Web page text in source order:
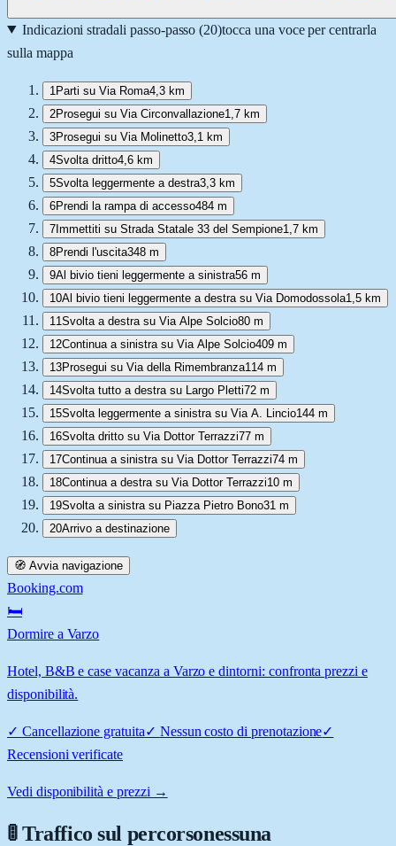
Indicazioni stradali passo-passo (20)tocca una voce per centrarla
sulla mappa
1 Parti su Via Roma4,3 km
2Prosegui su Via Circonvallazione1,7 km
3Prosegui su Via Molinetto3,1 km
4Svolta dritto4,6 km
5Svolta leggermente a destra3,3 km
6Prendi la rampa di accesso484 m
7Immettiti su Strada Statale 33 del Sempione1,7 km
8Prendi l'uscita348 m
9Al bivio tieni leggermente a sinistra56 m
10Al bivio tieni leggermente a destra su Via Domodossola1,5 km
11Svolta a destra su Via Alpe Solcio80 m
12Continua a sinistra su Via Alpe Solcio409 m
13Prosegui su Via della Rimembranza114 m
14Svolta tutto a destra su Largo Pletti72 m
15Svolta leggermente a sinistra su Via A. Lincio144 m
16Svolta dritto su Via Dottor Terrazzi77 m
17Continua a sinistra su Via Dottor Terrazzi74 m
18Continua a destra su Via Dottor Terrazzi10 m
19Svolta a sinistra su Piazza Pietro Bono31 m
20Arrivo a destinazione
🧭 Avvia navigazione
Booking.com
🛏️
Dormire a Varzo
Hotel, B&B e case vacanza a Varzo e dintorni: confronta prezzi e
disponibilità.
✓ Cancellazione gratuita✓ Nessun costo di prenotazione✓
Recensioni verificate
Vedi disponibilità e prezzi →
🚦 Traffico sul percorsonessuna